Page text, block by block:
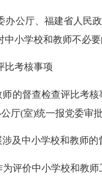
厅、福建省人民政
中小学校和教师不必
考核事项
督查检查评比考核
厅(室)统一报党委审批
中小学校和教师的
价中小学校和教师